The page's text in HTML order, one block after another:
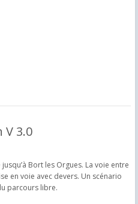
V 3.0
Bort les Orgues. La voie entre
en voie avec devers. Un scénario
parcours libre.